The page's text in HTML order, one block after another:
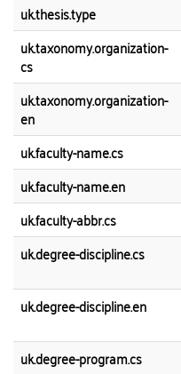
uk.thesis.type
uk.taxonomy.organization-
cs
uk.taxonomy.organization-
en
uk.faculty-name.cs
uk.faculty-name.en
uk.faculty-abbr.cs
uk.degree-discipline.cs
uk.degree-discipline.en
uk.degree-program.cs